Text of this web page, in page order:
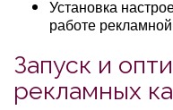
Установка
работе
Запуск и
рекламных